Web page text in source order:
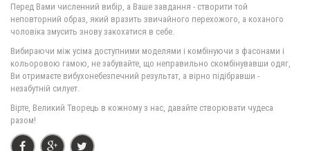
1350.00грн.
Перед Вами численний вибір, а Ваше завдання - створити той
неповторний образ, який вразить звичайного перехожого, а коханого
чоловіка змусить знову закохатися в себе.
Вибираючи між усіма доступними моделями і комбінуючи з фасонами і
кольоровою гамою, не забувайте, що неправильно скомбінувавши одяг,
Ви отримаєте вибухонебезпечний результат, а вірно підібравши -
незабутній силует.
Вірте, Великий Творець в кожному з нас, давайте створювати чудеса
разом!